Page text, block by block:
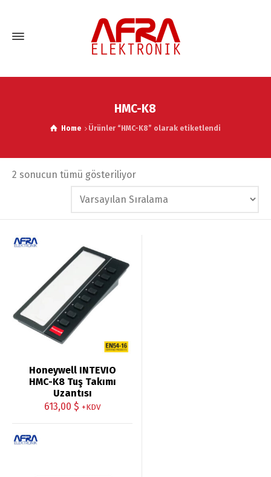
HMC-K8
Home Ürünler “HMC-K8” olarak etiketlendi
2 sonucun tümü gösteriliyor
Honeywell INTEVIO
HMC-K8 Tuş Takımı
Uzantısı
613,00 $ +KDV